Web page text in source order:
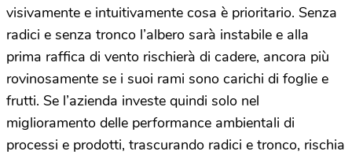
visivamente e intuitivamente cosa è prioritario. Senza
radici e senza tronco l’albero sarà instabile e alla
prima raffica di vento rischierà di cadere, ancora più
rovinosamente se i suoi rami sono carichi di foglie e
frutti. Se l’azienda investe quindi solo nel
miglioramento delle performance ambientali di
processi e prodotti, trascurando radici e tronco, rischia